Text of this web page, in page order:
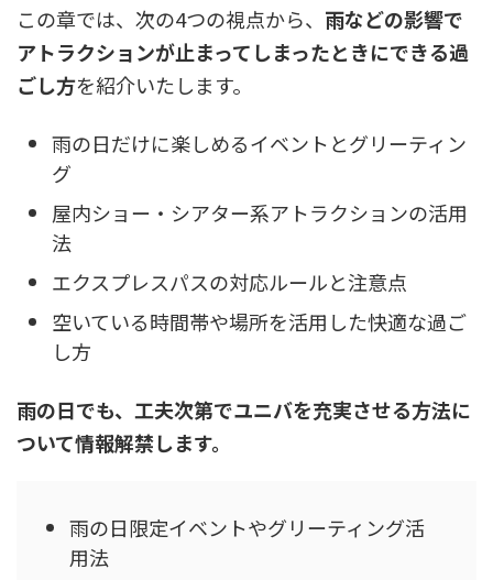
この章では、次の4つの視点から、 雨などの影響で
アトラクションが止まってしまったときにできる過
ごし方を紹介いたします。
雨の日だけに楽しめるイベントとグリーティン
グ
屋内ショー・シアター系アトラクションの活用
法
エクスプレスパスの対応ルールと注意点
空いている時間帯や場所を活用した快適な過ご
し方
雨の日でも、工夫次第でユニバを充実させる方法に
ついて情報解禁します。
雨の日限定イベントやグリーティング活
用法